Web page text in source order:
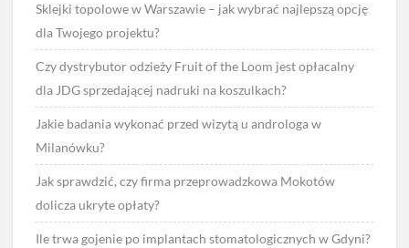
Sklejki topolowe w Warszawie – jak wybrać najlepszą opcję
dla Twojego projektu?
Czy dystrybutor odzieży Fruit of the Loom jest opłacalny
dla JDG sprzedającej nadruki na koszulkach?
Jakie badania wykonać przed wizytą u androloga w
Milanówku?
Jak sprawdzić, czy firma przeprowadzkowa Mokotów
dolicza ukryte opłaty?
Ile trwa gojenie po implantach stomatologicznych w Gdyni?